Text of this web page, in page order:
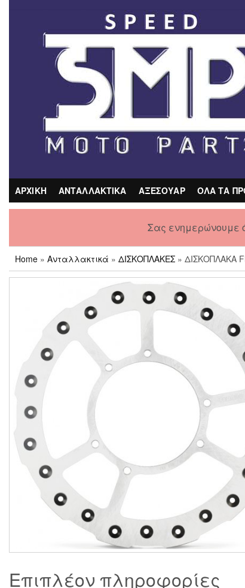
ΑΡΧΙΚΗ ΑΝΤΑΛΛΑΚΤΙΚΑ ΑΞΕΣΟΥΑΡ ΟΛΑ ΤΑ
Σας ενημερώνουμε
Home » Ανταλλακτικά » ΔΙΣΚΟΠΛΑΚΕΣ » ΔΙΣΚΟΠΛΑΚΑ
Επιπλέον πληροφορίες